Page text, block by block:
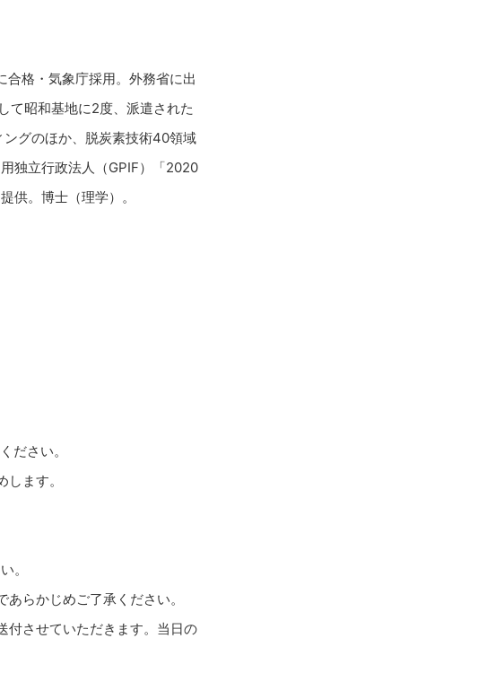
格・気象庁採用。外務省に出
て昭和基地に2度、派遣された
グのほか、脱炭素技術40領域
独立行政法人（GPIF）「2020
供。博士（理学）。
ださい。
ます。
。
らかじめご了承ください。
付させていただきます。当日の